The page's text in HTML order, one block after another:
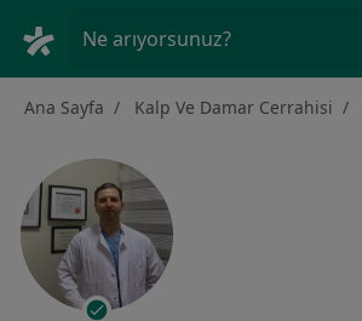
Ne arıyorsunuz?
Ana Sayfa Kalp Ve Damar Cerrahisi